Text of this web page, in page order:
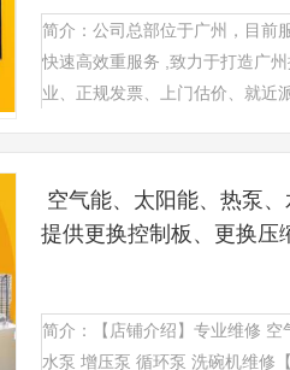
简介：公司总部位于广州，目前
快速高效重服务 ,致力于打造广
业、正规发票、上门估价、就近
空气能、太阳能、热泵
提供更换控制板、更换压
简介：【店铺介绍】专业维修
水泵 增压泵 循环泵 洗碗机维修